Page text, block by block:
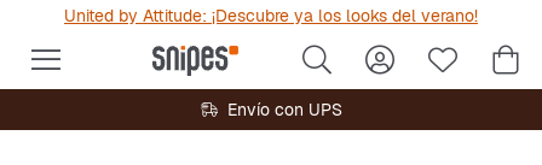
United by Attitude: ¡Descubre ya los looks del verano!
Envío con UPS